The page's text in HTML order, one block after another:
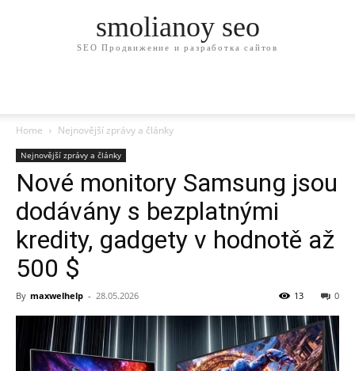
smolianoy seo
SEO Продвижение и разработка сайтов
Home Nejnovější zprávy a články
Nejnovější zprávy a články
Nové monitory Samsung jsou
dodávány s bezplatnými
kredity, gadgety v hodnotě až
500 $
By maxwelhelp - 28.05.2026 0
13